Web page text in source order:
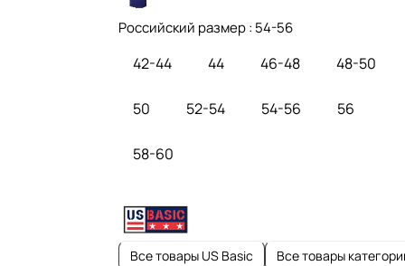
Российский размер : 54-56
42-44 44 46-48 48-50
50 52-54 54-56 56
58-60
Все товары US Basic Все товары